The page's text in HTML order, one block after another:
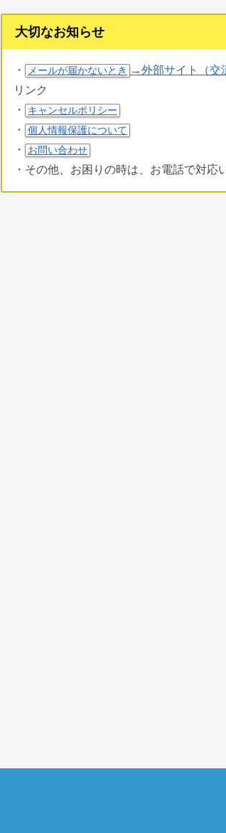
大切なお知らせ
・ メールが届かないとき →外部サイト（交
リンク
・
キャンセルポリシー
・ 個人情報保護について
・ お問い合わせ
・その他、お困りの時は、お電話で対応